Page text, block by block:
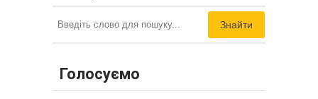
Знайти
Голосуємо